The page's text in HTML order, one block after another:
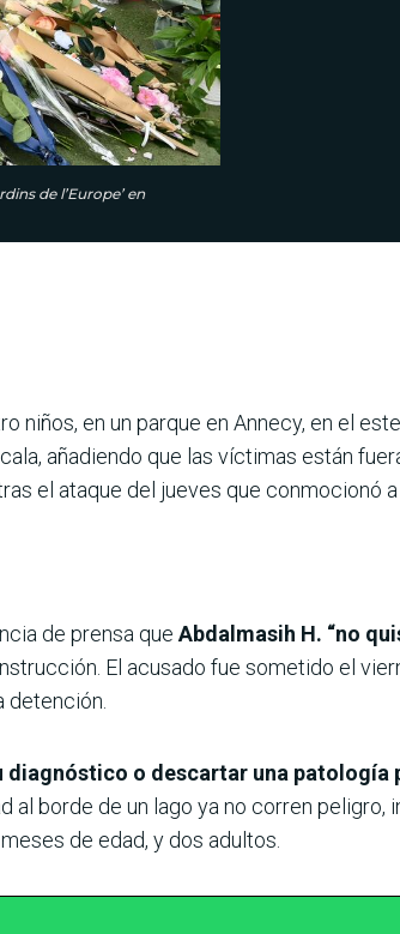
de l’Europe’ en
niños, en un parque en Annecy, en el
añadiendo que las víctimas están
el ataque del jueves que conmocionó
de prensa que Abdalmasih H. “no
El acusado fue sometido el
detención.
diagnóstico o descartar una patología
borde de un lago ya no corren peligro,
de edad, y dos adultos.